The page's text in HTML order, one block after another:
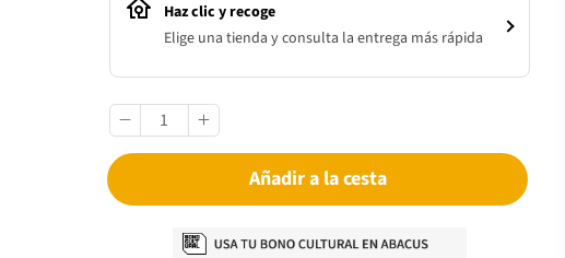
Haz clic y recoge
Elige una tienda y consulta la entrega más rápida
Añadir a la cesta